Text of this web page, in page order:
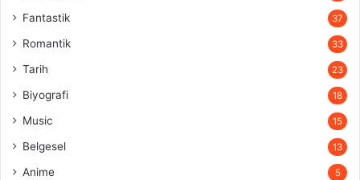
Fantastik 37
Romantik 33
Tarih 23
Biyografi 18
Music 15
Belgesel 13
Anime 5